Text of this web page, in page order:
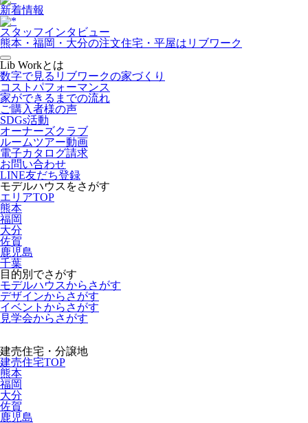
新着情報
スタッフインタビュー
熊本・福岡・大分の注文住宅・平屋はリブワーク
Lib Workとは
数字で見るリブワークの家づくり
コストパフォーマンス
家ができるまでの流れ
ご購入者様の声
SDGs活動
オーナーズクラブ
ルームツアー動画
電子カタログ請求
お問い合わせ
LINE友だち登録
モデルハウスをさがす
エリアTOP
熊本
福岡
大分
佐賀
鹿児島
千葉
目的別でさがす
モデルハウスからさがす
デザインからさがす
イベントからさがす
見学会からさがす
建売住宅・分譲地
建売住宅TOP
熊本
福岡
大分
佐賀
鹿児島